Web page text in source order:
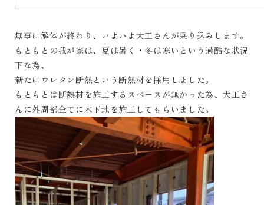
無事に解体が終わり、いよいよ大工さんが乗り込みします。
もともとの我が家は、夏は暑く・冬は寒いという過酷な状況
下な為、
新たにウレタン断熱という断熱材を採用しました。
もともとは断熱材を施工するスペースが無かった為、大工さ
んに外周部全てに木下地を施工してもらいました。